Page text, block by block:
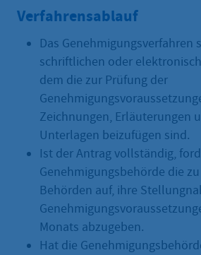
Verfahrensablauf
Das Genehmigungsverfahren
schriftlichen oder
dem die zur Prüfung der
Zeichnungen, Erläuterungen
Unterlagen beizufügen sind.
Ist der Antrag vollständig,
Genehmigungsbehörde die
Behörden auf, ihre
Monats abzugeben.
Hat die